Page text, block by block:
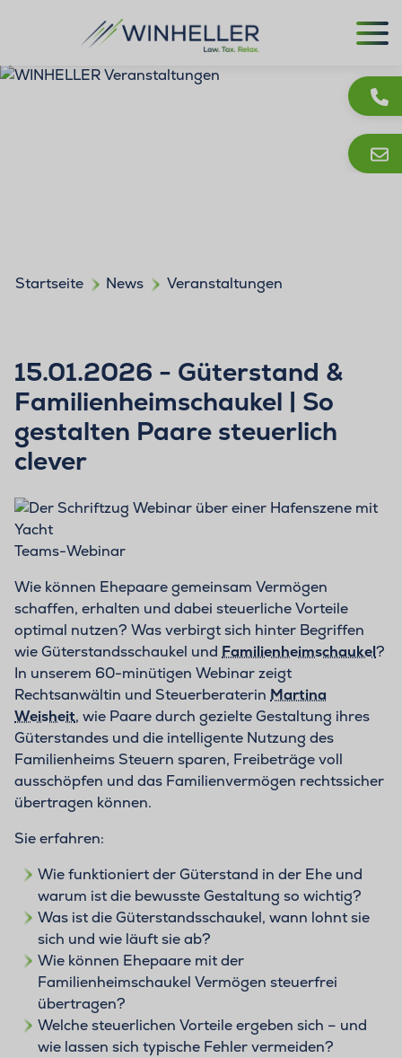
Startseite News Veranstaltungen
15.01.2026 - Güterstand &
Familienheimschaukel | So
gestalten Paare steuerlich
clever
Teams-Webinar
Wie können Ehepaare gemeinsam Vermögen
schaffen, erhalten und dabei steuerliche Vorteile
optimal nutzen? Was verbirgt sich hinter Begriffen
wie Güterstandsschaukel und Familienheimschaukel?
In unserem 60-minütigen Webinar zeigt
Rechtsanwältin und Steuerberaterin Martina
Weisheit, wie Paare durch gezielte Gestaltung ihres
Güterstandes und die intelligente Nutzung des
Familienheims Steuern sparen, Freibeträge voll
ausschöpfen und das Familienvermögen rechtssicher
übertragen können.
Sie erfahren:
Wie funktioniert der Güterstand in der Ehe und
warum ist die bewusste Gestaltung so wichtig?
Was ist die Güterstandsschaukel, wann lohnt sie
sich und wie läuft sie ab?
Wie können Ehepaare mit der
Familienheimschaukel Vermögen steuerfrei
übertragen?
Welche steuerlichen Vorteile ergeben sich – und
wie lassen sich typische Fehler vermeiden?